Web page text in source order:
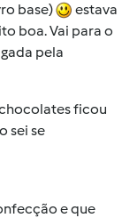
base)
estava
boa. Vai para o
pela
ficou
sei se
e que